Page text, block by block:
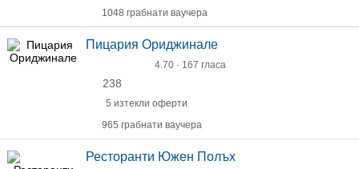
1048 грабнати ваучера
Пицария Ориджинале
4.70 · 167 гласа
238
5 изтекли оферти
965 грабнати ваучера
Ресторанти Южен Полъх